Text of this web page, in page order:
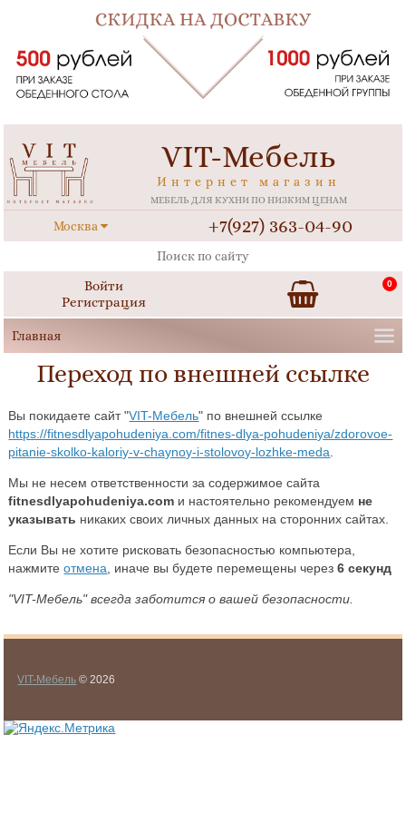
VIT-Мебель
Интернет магазин
МЕБЕЛЬ ДЛЯ КУХНИ ПО НИЗКИМ ЦЕНАМ
Москва +7(927) 363-04-90
Войти
Регистрация
0
Переход по внешней ссылке
Вы покидаете сайт "VIT-Мебель" по внешней ссылке
https://fitnesdlyapohudeniya.com/fitnes-dlya-pohudeniya/zdorovoe-
pitanie-skolko-kaloriy-v-chaynoy-i-stolovoy-lozhke-meda
Мы не несем ответственности за содержимое сайта
fitnesdlyapohudeniya.com и настоятельно рекомендуем не
указывать никаких своих личных данных на сторонних сайтах.
Если Вы не хотите рисковать безопасностью компьютера,
нажмитеотмена , иначе вы будете перемещены через6 секунд
"VIT-Мебель" всегда заботится о вашей безопасности.
VIT-Мебель © 2026